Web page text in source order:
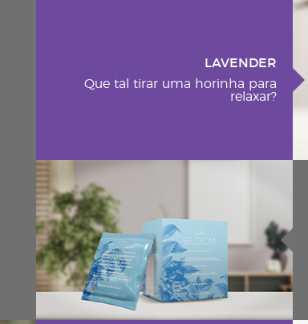
LAVENDER
Que tal tirar uma horinha para
relaxar?